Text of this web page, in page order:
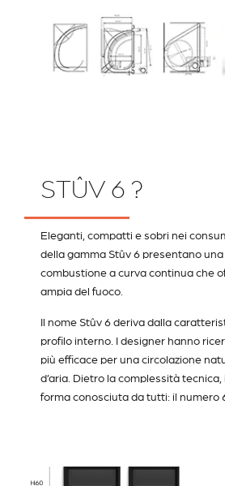
STÛV 6 ?
Eleganti, compatti e sobri nei
della gamma Stûv 6 presentano
combustione a curva continua che
ampia del fuoco.
Il nome Stûv 6 deriva dalla
profilo interno. I designer hanno
più efficace per una circolazione
d’aria. Dietro la complessità
forma conosciuta da tutti: il numero